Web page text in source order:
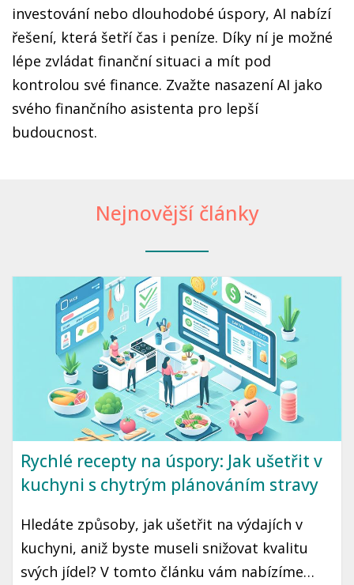
investování nebo dlouhodobé úspory, AI nabízí
řešení, která šetří čas i peníze. Díky ní je možné
lépe zvládat finanční situaci a mít pod
kontrolou své finance. Zvažte nasazení AI jako
svého finančního asistenta pro lepší
budoucnost.
Nejnovější články
Rychlé recepty na úspory: Jak ušetřit v
kuchyni s chytrým plánováním stravy
Hledáte způsoby, jak ušetřit na výdajích v
kuchyni, aniž byste museli snižovat kvalitu
svých jídel? V tomto článku vám nabízíme